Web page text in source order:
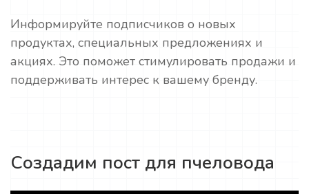
Информируйте подписчиков о новых
продуктах, специальных предложениях и
акциях. Это поможет стимулировать продажи и
поддерживать интерес к вашему бренду.
Создадим пост для пчеловода